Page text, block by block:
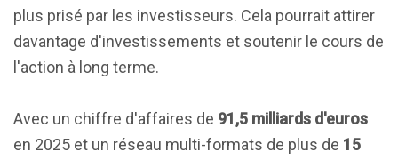
plus prisé par les investisseurs. Cela pourrait attirer
davantage d'investissements et soutenir le cours de
l'action à long terme.
Avec un chiffre d'affaires de 91,5 milliards d'euros
en 2025 et un réseau multi-formats de plus de 15